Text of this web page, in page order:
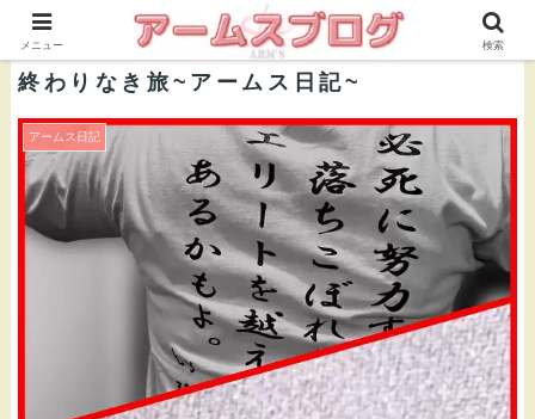
株式会社ＡＲＭ’Ｓ 公式ブログ
終わりなき旅~アームス日記~
アームス日記
メニュー 検索